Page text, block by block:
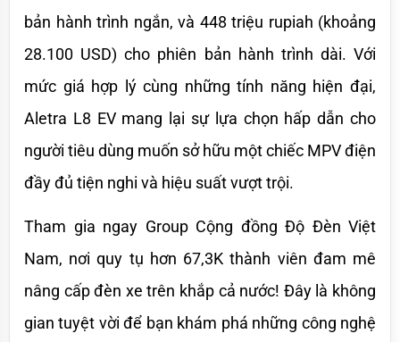
bản hành trình ngắn, và 448 triệu rupiah (khoảng
28.100 USD) cho phiên bản hành trình dài. Với
mức giá hợp lý cùng những tính năng hiện đại,
Aletra L8 EV mang lại sự lựa chọn hấp dẫn cho
người tiêu dùng muốn sở hữu một chiếc MPV điện
đầy đủ tiện nghi và hiệu suất vượt trội.
Tham gia ngay Group Cộng đồng Độ Đèn Việt
Nam, nơi quy tụ hơn 67,3K thành viên đam mê
nâng cấp đèn xe trên khắp cả nước! Đây là không
gian tuyệt vời để bạn khám phá những công nghệ